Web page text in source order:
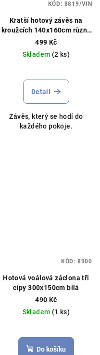
Kratší hotový závěs na
kroužcích 140x160cm různé
barvy
499 Kč
Skladem (2 ks)
hodnocení
produktu
z
5
Detail
Závěs, který se hodí do
každého pokoje.
KÓD: 8819/VIN
Hotová voálová záclona tři
cípy 300x150cm bílá
490 Kč
Skladem (1 ks)
hodnocení
produktu
Do košíku
KÓD: 8900